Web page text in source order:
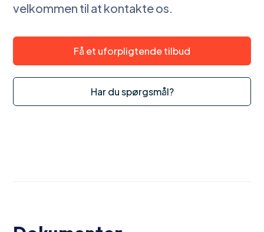
velkommen til at kontakte os.
Få et uforpligtende tilbud
Har du spørgsmål?